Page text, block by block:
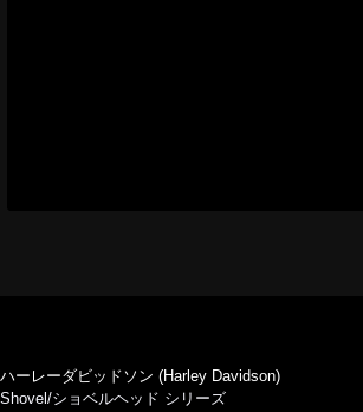
ハーレーダビッドソン (Harley Davidson)
Shovel/ショベルヘッド シリーズ